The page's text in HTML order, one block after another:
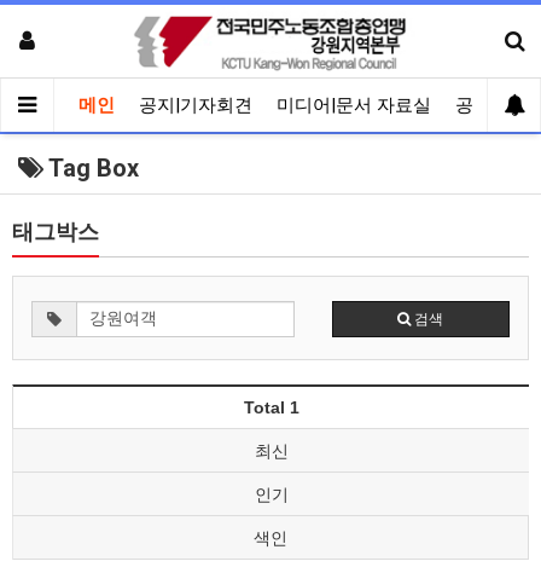
메인 공지|기자회견 미디어|문서 자료실 공유게시
Tag Box
태그박스
검색
Total 1
최신
인기
색인